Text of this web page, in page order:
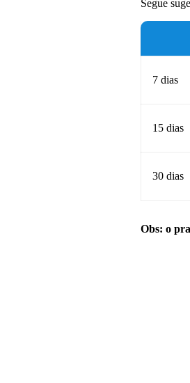
Segue
7 dias
15 dias
30 dias
Obs: o